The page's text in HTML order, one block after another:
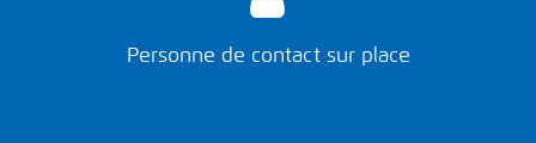
Personne de contact sur place